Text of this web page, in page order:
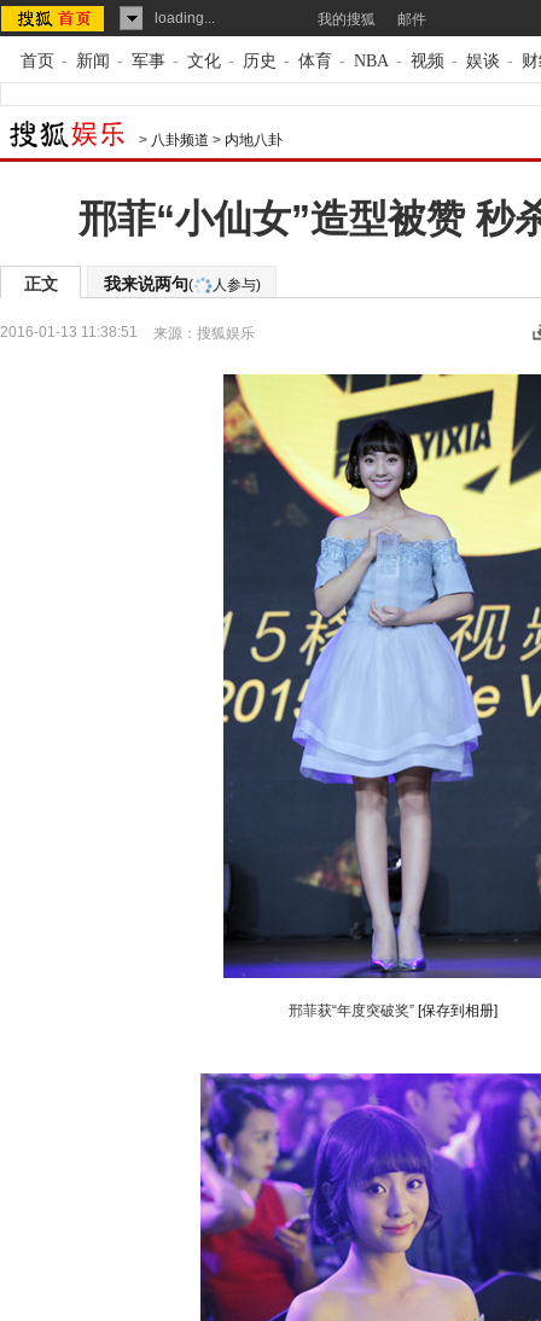
loading... 我的搜狐 邮件
首页 - 新闻 - 军事 - 文化 - 历史 - 体育 - NBA - 视频 - 娱谈 -
> 八卦频道 > 内地八卦
邢菲“小仙女”造型被赞 秒
正文 我来说两句( 人参与)
2016-01-13 11:38:51 来源： 搜狐娱乐
邢菲获“年度突破奖” [保存到相册]